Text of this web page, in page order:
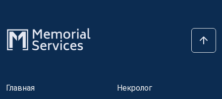
Главная
Некролог